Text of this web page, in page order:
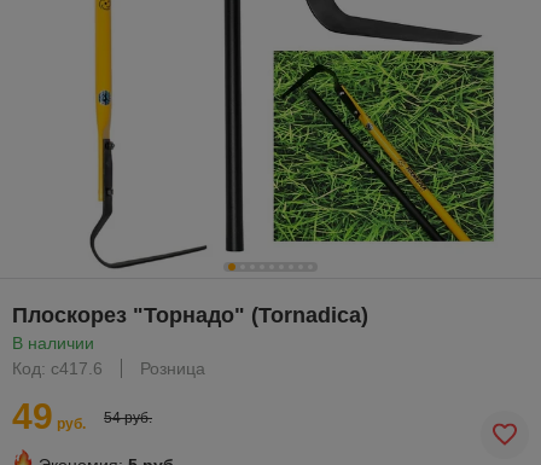
Плоскорез "Торнадо" (Tornadica)
В наличии
Код: с417.6
Розница
49 руб. 54 руб.